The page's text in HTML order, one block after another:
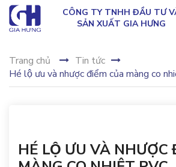
CÔNG TY TNHH ĐẦU TƯ
SẢN XUẤT GIA HƯNG
Trang chủ
Tin tức
Hé lộ ưu và nhược điểm của màng co
HÉ LỘ ƯU VÀ NHƯỢC